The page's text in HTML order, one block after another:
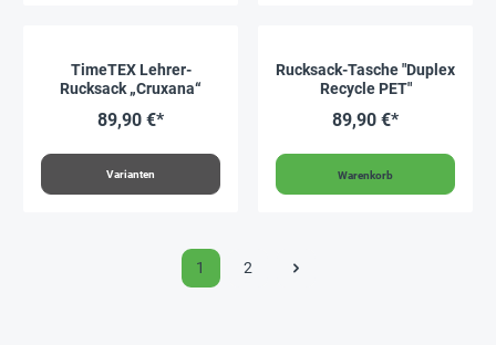
TimeTEX Lehrer-
Rucksack „Cruxana“
89,90 €*
Varianten
Rucksack-Tasche "Duplex
Recycle PET"
89,90 €*
Warenkorb
1 2